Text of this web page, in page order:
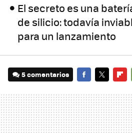
El secreto es una
de silicio: todavía
para un lanzamiento
5 comentarios